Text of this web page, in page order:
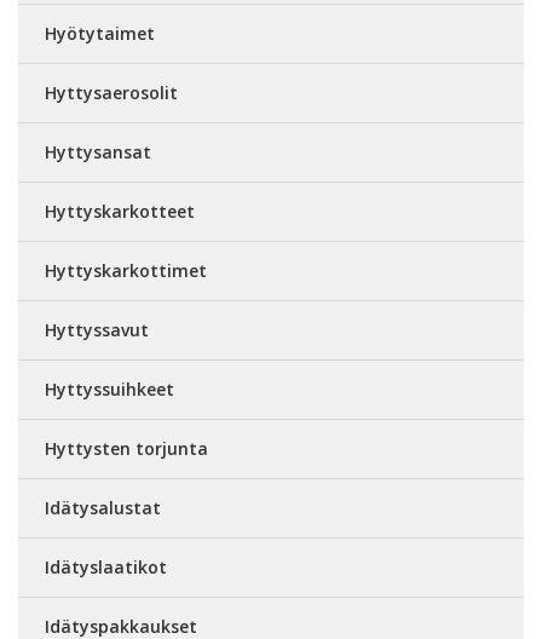
Hyötytaimet
Hyttysaerosolit
Hyttysansat
Hyttyskarkotteet
Hyttyskarkottimet
Hyttyssavut
Hyttyssuihkeet
Hyttysten torjunta
Idätysalustat
Idätyslaatikot
Idätyspakkaukset